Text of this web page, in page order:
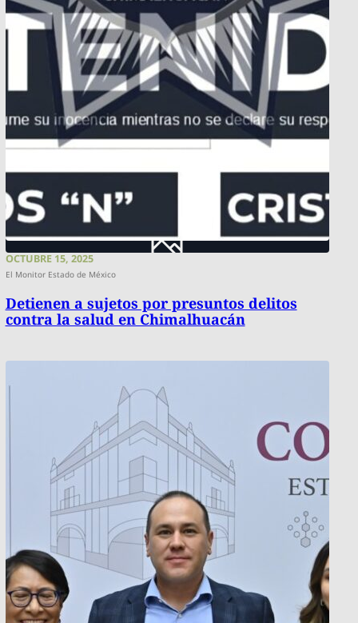
OCTUBRE 15, 2025
El Monitor Estado de México
Detienen a sujetos por presuntos delitos
contra la salud en Chimalhuacán